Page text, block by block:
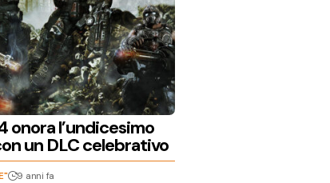
onora l’undicesimo
un DLC celebrativo
9 anni fa